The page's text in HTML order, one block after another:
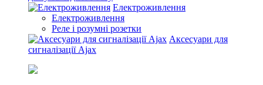
Електроживлення
Електроживлення
Реле і розумні розетки
Аксесуари для
сигналізації Ajax